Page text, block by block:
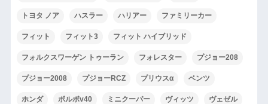
トヨタ ノア ハスラー ハリアー ファミリーカー
フィット フィット3 フィット ハイブリッド
フォルクスワーゲン トゥーラン フォレスター プジョー208
プジョー2008 プジョーRCZ プリウスα ベンツ
ホンダ ボルボv40 ミニクーパー ヴィッツ ヴェゼル